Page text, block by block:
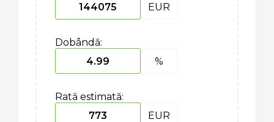
EUR
Dobândă:
%
Rată estimată:
EUR